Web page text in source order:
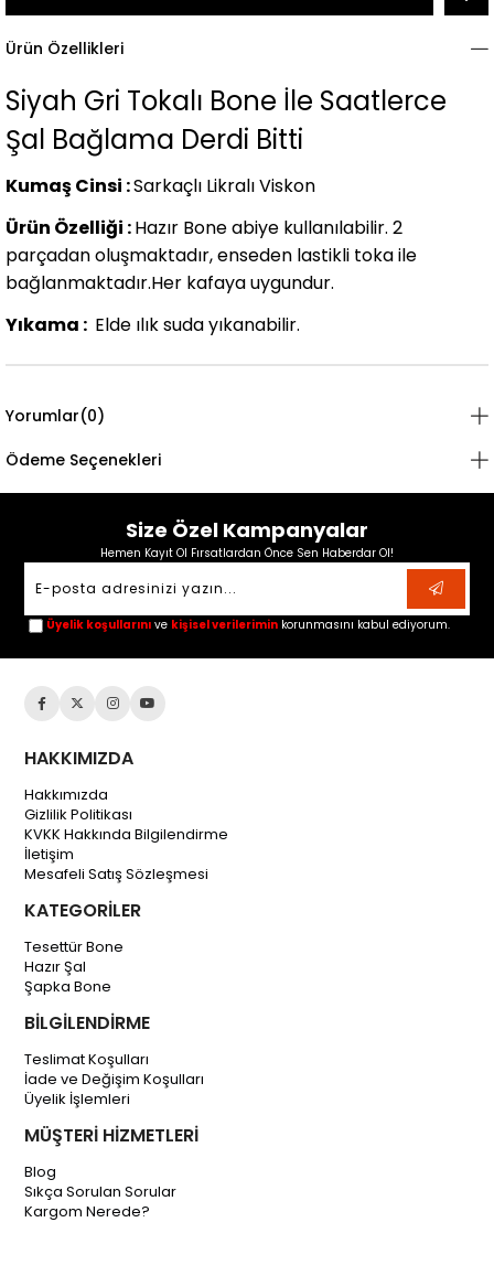
Ürün Özellikleri
Siyah Gri Tokalı Bone İle Saatlerce
Şal Bağlama Derdi Bitti
Kumaş Cinsi :Sarkaçlı Likralı Viskon
Ürün Özelliği :Hazır Bone abiye kullanılabilir. 2
parçadan oluşmaktadır, enseden lastikli toka ile
bağlanmaktadır.Her kafaya uygundur.
Yıkama : Elde ılık suda yıkanabilir.
Yorumlar(0)
Ödeme Seçenekleri
Size Özel Kampanyalar
Hemen Kayıt Ol Fırsatlardan Önce Sen Haberdar Ol!
Üyelik koşullarını ve kişisel verilerimin korunmasını kabul ediyorum.
HAKKIMIZDA
Hakkımızda
Gizlilik Politikası
KVKK Hakkında Bilgilendirme
İletişim
Mesafeli Satış Sözleşmesi
KATEGORİLER
Tesettür Bone
Hazır Şal
Şapka Bone
BİLGİLENDİRME
Teslimat Koşulları
İade ve Değişim Koşulları
Üyelik İşlemleri
MÜŞTERİ HİZMETLERİ
Blog
Sıkça Sorulan Sorular
Kargom Nerede?